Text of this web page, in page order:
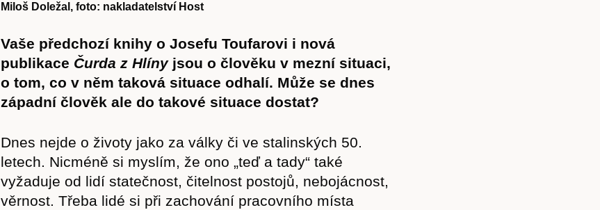
Časopis
Miloš Doležal, foto: nakladatelství Host
Vaše předchozí knihy o Josefu Toufarovi i nová
publikace Čurda z Hlínyjsou o člověku v mezní situaci,
o tom, co v něm taková situace odhalí. Může se dnes
západní člověk ale do takové situace dostat?
Dnes nejde o životy jako za války či ve stalinských 50.
letech. Nicméně si myslím, že ono „teď a tady“ také
vyžaduje od lidí statečnost, čitelnost postojů, nebojácnost,
věrnost. Třeba lidé si při zachování pracovního místa